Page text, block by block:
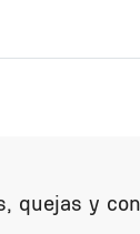
quejas y